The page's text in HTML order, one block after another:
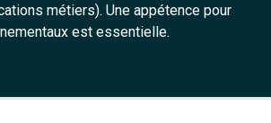
métiers). Une appétence pour
est essentielle.